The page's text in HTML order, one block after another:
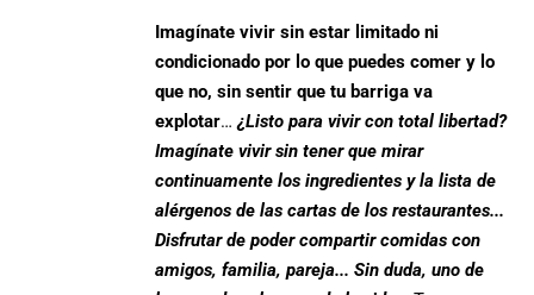
Imagínate vivir sin estar limitado ni
condicionado por lo que puedes comer y lo
que no, sin sentir que tu barriga va
explotar…¿Listo para vivir con total libertad?
Imagínate vivir sin tener que mirar
continuamente los ingredientes y la lista de
alérgenos de las cartas de los restaurantes...
Disfrutar de poder compartir comidas con
amigos, familia, pareja... Sin duda, uno de